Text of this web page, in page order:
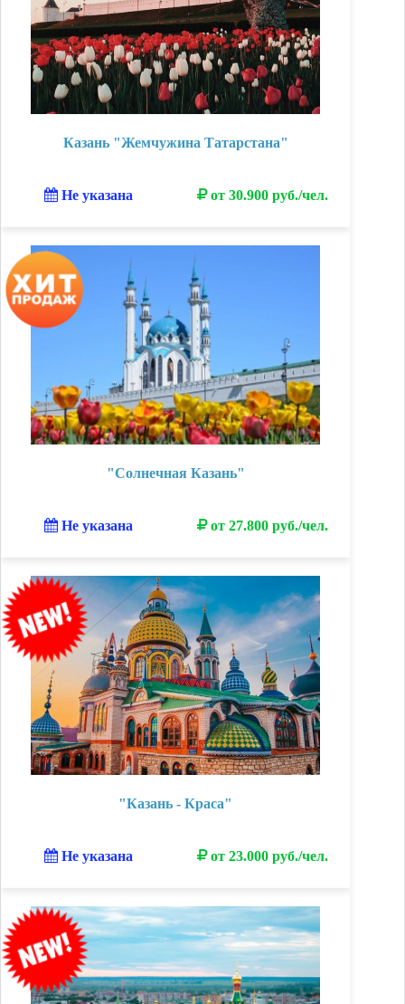
Казань "Жемчужина Татарстана"
Не указана от 30.900 руб./чел.
"Солнечная Казань"
Не указана от 27.800 руб./чел.
"Казань - Краса"
Не указана от 23.000 руб./чел.